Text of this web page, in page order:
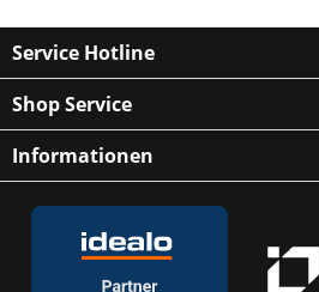
Service Hotline
Shop Service
Informationen